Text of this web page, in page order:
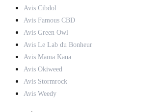
Avis Cibdol
Avis Famous CBD
Avis Green Owl
Avis Le Lab du Bonheur
Avis Mama Kana
Avis Okiweed
Avis Stormrock
Avis Weedy